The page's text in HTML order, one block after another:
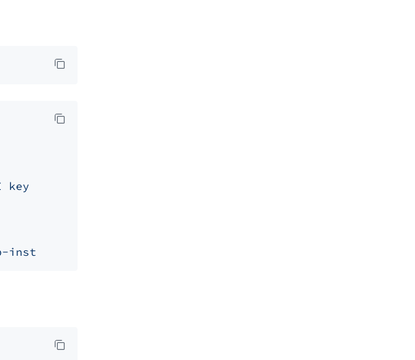
key for Fireworks AI: "
instruct"